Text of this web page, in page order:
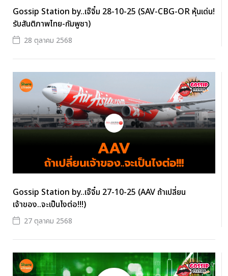
Gossip Station by..เจ๊จิ๋ม 28-10-25 (SAV-CBG-OR หุ้นเด่น!
รับสันติภาพไทย-กัมพูชา)
28 ตุลาคม 2568
Gossip Station by..เจ๊จิ๋ม 27-10-25 (AAV ถ้าเปลี่ยน
เจ้าของ..จะเป็นไงต่อ!!!)
27 ตุลาคม 2568